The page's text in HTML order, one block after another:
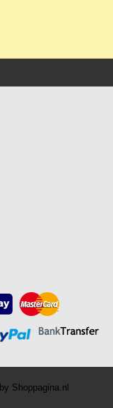
Shoppagina.nl